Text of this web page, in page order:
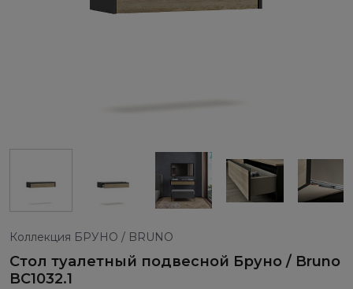
Коллекция БРУНО / BRUNO
Стол туалетный подвесной Бруно / Bruno
BC1032.1